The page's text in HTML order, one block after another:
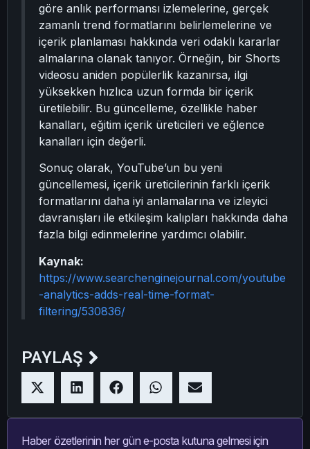
göre anlık performansı izlemelerine, gerçek
zamanlı trend formatlarını belirlemelerine ve
içerik planlaması hakkında veri odaklı kararlar
almalarına olanak tanıyor. Örneğin, bir Shorts
videosu aniden popülerlik kazanırsa, ilgi
yüksekken hızlıca uzun formda bir içerik
üretilebilir. Bu güncelleme, özellikle haber
kanalları, eğitim içerik üreticileri ve eğlence
kanalları için değerli.
Sonuç olarak, YouTube’un bu yeni
güncellemesi, içerik üreticilerinin farklı içerik
formatlarını daha iyi anlamalarına ve izleyici
davranışları ile etkileşim kalıpları hakkında daha
fazla bilgi edinmelerine yardımcı olabilir.
Kaynak:
https://www.searchenginejournal.com/youtube
-analytics-adds-real-time-format-
filtering/530836/
PAYLAŞ
Haber özetlerinin her gün e-posta kutuna gelmesi için